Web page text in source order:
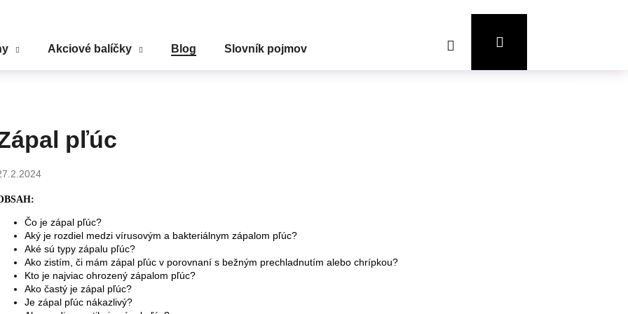
Akciové balíčky Blog Slovník pojmov Prihlásenie
pľúc
Čo je zápal pľúc?
Aký je rozdiel medzi vírusovým a bakteriálnym zápalom pľúc?
Aké sú typy zápalu pľúc?
Ako zistím, či mám zápal pľúc v porovnaní s bežným prechladnutím alebo chrípkou?
Kto je najviac ohrozený zápalom pľúc?
Ako častý je zápal pľúc?
Je zápal pľúc nákazlivý?
Čo potrebujete nájsť?